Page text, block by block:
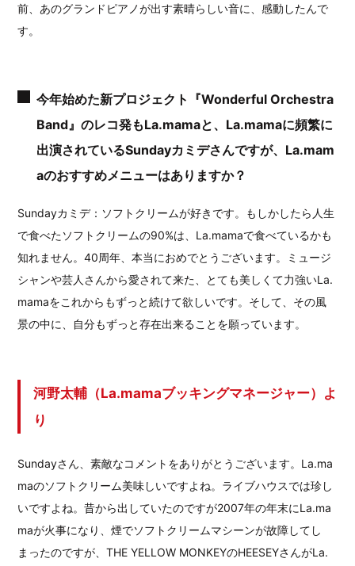
前、あのグランドピアノが出す素晴らしい音に、感動したんで
す。
今年始めた新プロジェクト『Wonderful Orchestra
Band』のレコ発もLa.mamaと、La.mamaに頻繁に
出演されているSundayカミデさんですが、La.mam
aのおすすめメニューはありますか？
Sundayカミデ：ソフトクリームが好きです。もしかしたら人生
で食べたソフトクリームの90%は、La.mamaで食べているかも
知れません。40周年、本当におめでとうございます。ミュージ
シャンや芸人さんから愛されて来た、とても美しくて力強いLa.
mamaをこれからもずっと続けて欲しいです。そして、その風
景の中に、自分もずっと存在出来ることを願っています。
河野太輔（La.mamaブッキングマネージャー）よ
り
Sundayさん、素敵なコメントをありがとうございます。La.ma
maのソフトクリーム美味しいですよね。ライブハウスでは珍し
いですよね。昔から出していたのですが2007年の年末にLa.ma
maが火事になり、煙でソフトクリームマシーンが故障してし
まったのですが、THE YELLOW MONKEYのHEESEYさんがLa.